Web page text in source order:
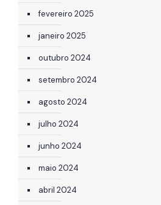
fevereiro 2025
janeiro 2025
outubro 2024
setembro 2024
agosto 2024
julho 2024
junho 2024
maio 2024
abril 2024